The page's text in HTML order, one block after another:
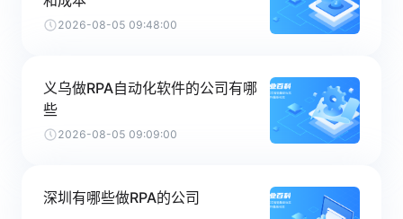
2026-08-05 09:48:00
义乌做RPA自动化软件的公司有哪
些
2026-08-05 09:09:00
深圳有哪些做RPA的公司